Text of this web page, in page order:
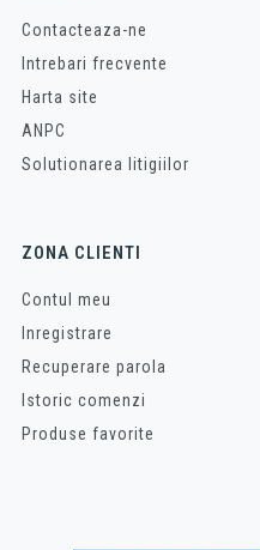
Contacteaza-ne
Intrebari frecvente
Harta site
ANPC
Solutionarea litigiilor
ZONA CLIENTI
Contul meu
Inregistrare
Recuperare parola
Istoric comenzi
Produse favorite